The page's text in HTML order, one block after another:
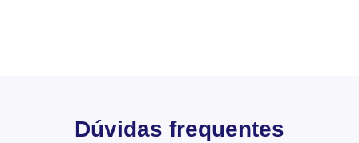
Dúvidas frequentes